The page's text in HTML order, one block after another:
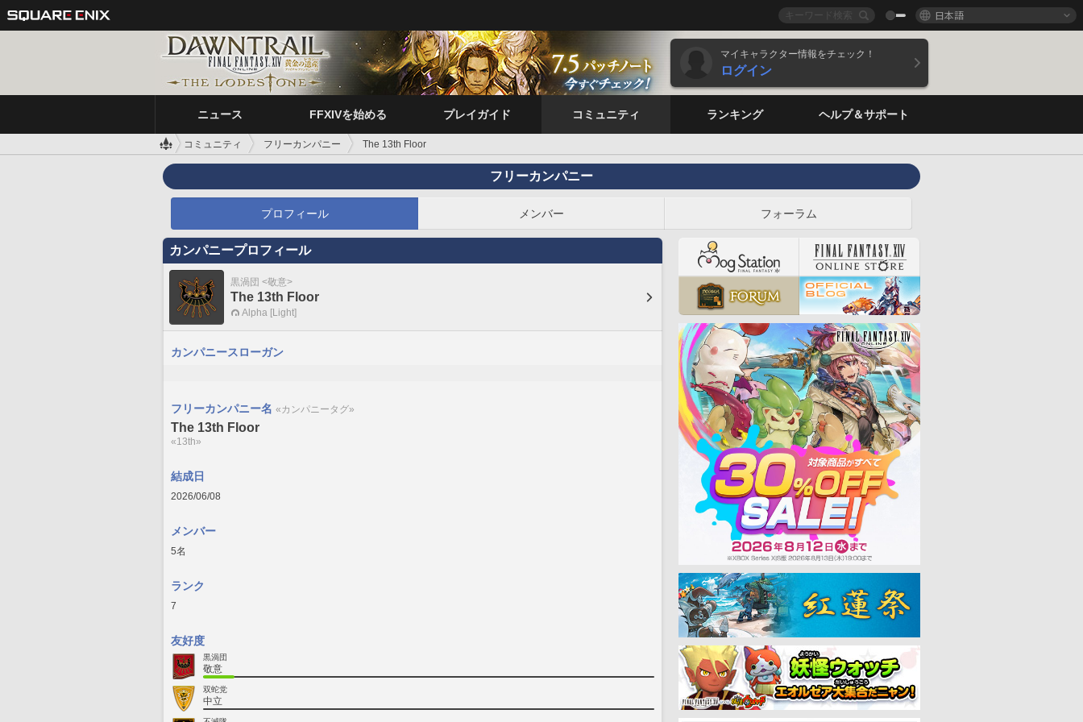
日本語
マイキャラクター情報をチェック！
ログイン
ニュース FFXIVを始める プレイガイド コミュニティ ランキング ヘルプ＆サポート
コミュニティ フリーカンパニー The 13th Floor
フリーカンパニー
プロフィール メンバー フォーラム
カンパニープロフィール
黒渦団 <敬意>
The 13th Floor
Alpha [Light]
カンパニースローガン
フリーカンパニー名 «カンパニータグ»
The 13th Floor
«13th»
結成日
2026/06/08
メンバー
5名
ランク
7
友好度
黒渦団
敬意
双蛇党
中立